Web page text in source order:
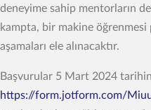
deneyime sahip mentorların
kampta, bir makine
aşamaları ele alınacaktır.
Başvurular 5 Mart 2024
https://form.jotform.com/